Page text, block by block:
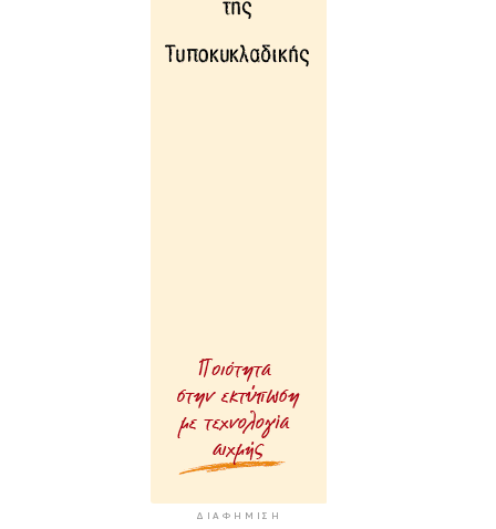
ΔΙΑΦΉΜΙΣΗ